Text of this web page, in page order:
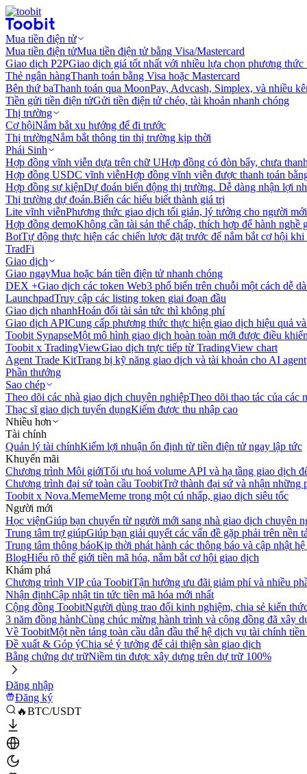
Mua tiền điện tử
Mua tiền điện tửMua tiền điện tử bằng Visa/Mastercard
Giao dịch P2PGiao dịch giá tốt nhất với nhiều lựa chọn phương thức
Thẻ ngân hàngThanh toán bằng Visa hoặc Mastercard
Bên thứ baThanh toán qua MoonPay, Advcash, Simplex, và nhiều
Tiền gửi tiền điện tửGửi tiền điện tử chéo, tài khoản nhanh chóng
Thị trường
Cơ hộiNắm bắt xu hướng để đi trước
Thị trườngNắm bắt thông tin thị trường kịp thời
Phái Sinh
Hợp đồng vĩnh viễn dựa trên chữ UHợp đồng có đòn bẩy, chưa
Hợp đồng USDC vĩnh viễnHợp đồng vĩnh viễn được thanh toán
Hợp đồng sự kiệnDự đoán biến động thị trường. Dễ dàng nhận lợi
Thị trường dự đoán.Biến các hiểu biết thành giá trị
Lite vĩnh viễnPhương thức giao dịch tối giản, lý tưởng cho người
Hợp đồng demoKhông cần tài sản thế chấp, thích hợp để hành nghề
BotTự động thực hiện các chiến lược đặt trước để nắm bắt cơ hội
TradFi
Giao dịch
Giao ngayMua hoặc bán tiền điện tử nhanh chóng
DEX +Giao dịch các token Web3 phổ biến trên chuỗi một cách dễ
LaunchpadTruy cập các listing token giai đoạn đầu
Giao dịch nhanhHoán đổi tài sản tức thì không phí
Giao dịch APICung cấp phương thức thực hiện giao dịch hiệu quả
Toobit SynapseMột mô hình giao dịch hoàn toàn mới được điều
Toobit x TradingViewGiao dịch trực tiếp từ TradingView chart
Agent Trade KitTrang bị kỹ năng giao dịch và tài khoản cho AI agent
Phần thưởng
Sao chép
Theo dõi các nhà giao dịch chuyên nghiệpTheo dõi thao tác của các
Thạc sĩ giao dịch tuyển dụngKiếm được thu nhập cao
Nhiều hơn
Tài chính
Quản lý tài chínhKiếm lợi nhuận ổn định từ tiền điện tử ngay lập tức
Khuyến mãi
Chương trình Môi giớiTối ưu hoá volume API và hạ tầng giao dịch
Chương trình đại sứ toàn cầu ToobitTrở thành đại sứ và nhận những
Toobit x Nova.MemeMeme trong một cú nhấp, giao dịch siêu tốc
Người mới
Học việnGiúp bạn chuyển từ người mới sang nhà giao dịch chuyên
Trung tâm trợ giúpGiúp bạn giải quyết các vấn đề gặp phải trên nền
Trung tâm thông báoKịp thời phát hành các thông báo và cập nhật
BlogHiểu rõ thế giới tiền mã hóa, nắm bắt cơ hội giao dịch
Khám phá
Chương trình VIP của ToobitTận hưởng ưu đãi giảm phí và nhiều
Nhận địnhCập nhật tin tức tiền mã hóa mới nhất
Cộng đồng ToobitNgười dùng trao đổi kinh nghiệm, chia sẻ kiến
3 năm đồng hànhCùng chúc mừng hành trình và cộng đồng đã xây
Về ToobitMột nền tảng toàn cầu dẫn đầu thế hệ dịch vụ tài chính
Đề xuất & Góp ýChia sẻ ý tưởng để cải thiện sàn giao dịch
Bằng chứng dự trữNiềm tin được xây dựng trên dự trữ 100%
Đăng nhập
Đăng ký
🔥BTC/USDT